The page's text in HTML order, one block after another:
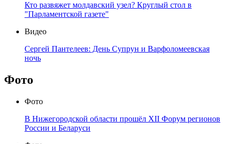
Кто развяжет молдавский узел? Круглый стол в
"Парламентской газете"
Видео
Сергей Пантелеев: День Супрун и Варфоломеевская
ночь
Фото
Фото
В Нижегородской области прошёл XII Форум регионов
России и Беларуси